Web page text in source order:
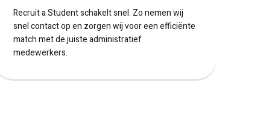
Recruit a Student schakelt snel. Zo nemen wij
snel contact op en zorgen wij voor een efficiënte
match met de juiste administratief
medewerkers.